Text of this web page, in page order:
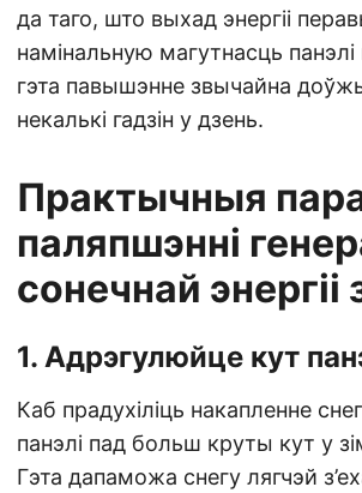
да таго, што выхад энергіі
намінальную магутнасць
гэта павышэнне звычайна
некалькі гадзін у дзень.
Практычныя
паляпшэнні
сонечнай энергіі
1. Адрэгулюйце кут
Каб прадухіліць накапленне
панэлі пад больш круты кут у
Гэта дапаможа снегу лягчэй